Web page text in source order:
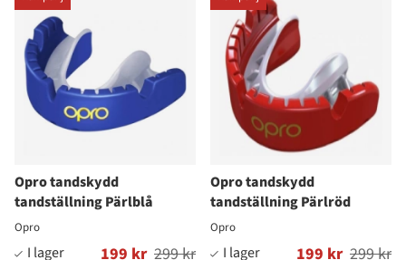
Opro tandskydd
tandställning Pärlblå
Opro
199 kr
Ordinarie pris: 299 kr
Opro tandskydd
tandställning Pärlröd
Opro
199 kr
Ordinarie pris: 299 kr